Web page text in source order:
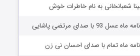
شعبانخانی به نام خاطرات خوش
با صدای مرتضی پاشایی
ماه تمام با صدای احسان نی زن